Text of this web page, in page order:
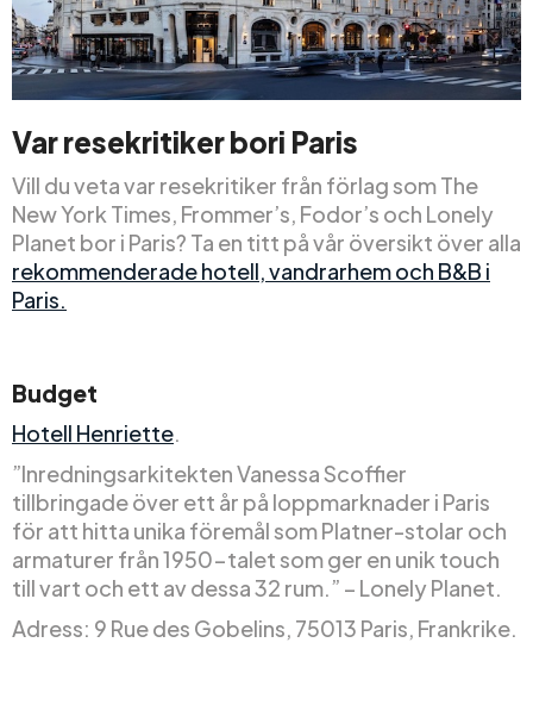
Var resekritikerbori Paris
Vill du veta var resekritiker från förlag som The
New York Times, Frommer’s, Fodor’s och Lonely
Planet bor i Paris? Ta en titt på vår översikt över alla
rekommenderade hotell, vandrarhem och B&B i
Paris.
Budget
Hotell Henriette.
”Inredningsarkitekten Vanessa Scoffier
tillbringade över ett år på loppmarknader i Paris
för att hitta unika föremål som Platner-stolar och
armaturer från 1950-talet som ger en unik touch
till vart och ett av dessa 32 rum.” – Lonely Planet.
Adress: 9 Rue des Gobelins, 75013 Paris, Frankrike.